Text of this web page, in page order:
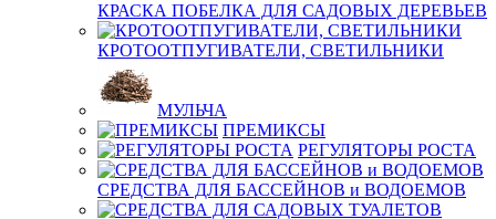
КРАСКА ПОБЕЛКА ДЛЯ САДОВЫХ ДЕРЕВЬЕВ
КРОТООТПУГИВАТЕЛИ, СВЕТИЛЬНИКИ
МУЛЬЧА
ПРЕМИКСЫ
РЕГУЛЯТОРЫ РОСТА
СРЕДСТВА ДЛЯ БАССЕЙНОВ и ВОДОЕМОВ